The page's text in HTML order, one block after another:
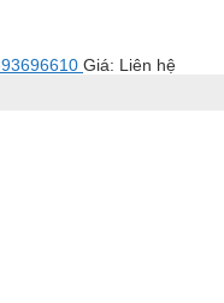
Giá: Liên hệ